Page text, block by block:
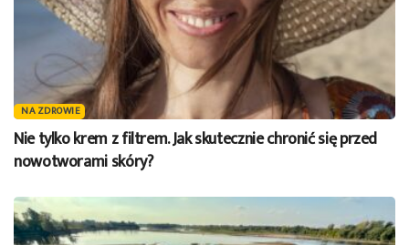
NA ZDROWIE
Nie tylko krem z filtrem. Jak skutecznie chronić się przed
nowotworami skóry?